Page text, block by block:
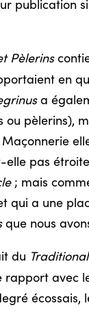
publication
Pèlerins
en
a
pèlerins),
elle pas
; mais
qui a une
que nous
du
rapport
écossais,